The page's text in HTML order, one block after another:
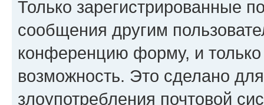
Только зарегистрированные
сообщения другим
конференцию форму, и
возможность. Это сделано
злоупотребления почтовой